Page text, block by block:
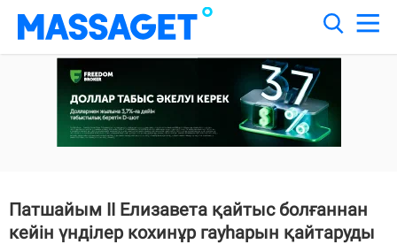
Патшайым ІІ Елизавета қайтыс болғаннан
кейін үнділер кохинұр гауһарын қайтаруды